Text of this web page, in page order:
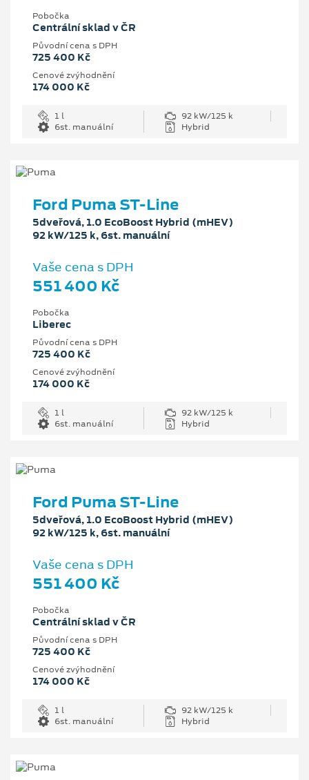
Pobočka
Centrální sklad v ČR
Původní cena s DPH
725 400 Kč
Cenové zvýhodnění
174 000 Kč
1 l
92 kW/125 k
6st. manuální
Hybrid
Ford Puma ST-Line
5dveřová, 1.0 EcoBoost Hybrid (mHEV)
92 kW/125 k, 6st. manuální
Vaše cena s DPH
551 400 Kč
Pobočka
Liberec
Původní cena s DPH
725 400 Kč
Cenové zvýhodnění
174 000 Kč
1 l
92 kW/125 k
6st. manuální
Hybrid
Ford Puma ST-Line
5dveřová, 1.0 EcoBoost Hybrid (mHEV)
92 kW/125 k, 6st. manuální
Vaše cena s DPH
551 400 Kč
Pobočka
Centrální sklad v ČR
Původní cena s DPH
725 400 Kč
Cenové zvýhodnění
174 000 Kč
1 l
92 kW/125 k
6st. manuální
Hybrid